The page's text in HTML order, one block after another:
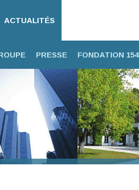
ACTUALITÉS
PRESSE FONDATION 154